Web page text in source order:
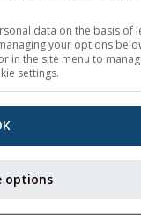
data on the basis of
your options
in the site menu to
settings.
options